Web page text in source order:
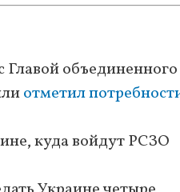
объединенного
отметил
куда войдут РСЗО